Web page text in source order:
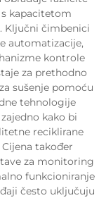
s kapacitetom
Ključni čimbenici
automatizacije,
kontrole
za prethodno
sušenje pomoću
tehnologije
kako bi
reciklirane
također
za monitoring
funkcioniranje
često uključuju